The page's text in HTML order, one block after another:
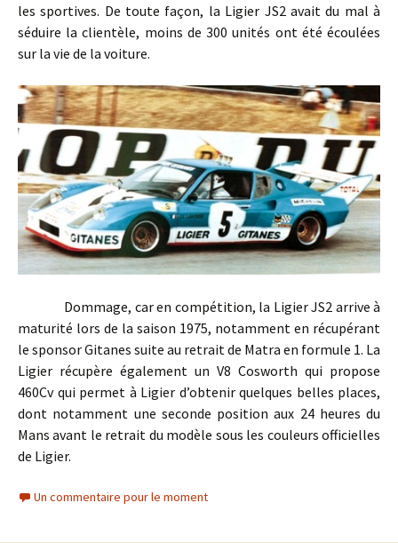
les sportives. De toute façon, la Ligier JS2 avait du mal à
séduire la clientèle, moins de 300 unités ont été écoulées
sur la vie de la voiture.
Dommage, car en compétition, la Ligier JS2 arrive à
maturité lors de la saison 1975, notamment en récupérant
le sponsor Gitanes suite au retrait de Matra en formule 1. La
Ligier récupère également un V8 Cosworth qui propose
460Cv qui permet à Ligier d’obtenir quelques belles places,
dont notamment une seconde position aux 24 heures du
Mans avant le retrait du modèle sous les couleurs officielles
de Ligier.
Un commentaire pour le moment